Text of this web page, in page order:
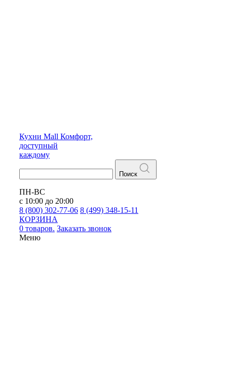
Кухни Mall Комфорт,
доступный
каждому
Поиск
ПН-ВС
с 10:00 до 20:00
8 (800) 302-77-06 8 (499) 348-15-11
КОРЗИНА
0 товаров. Заказать звонок
Меню